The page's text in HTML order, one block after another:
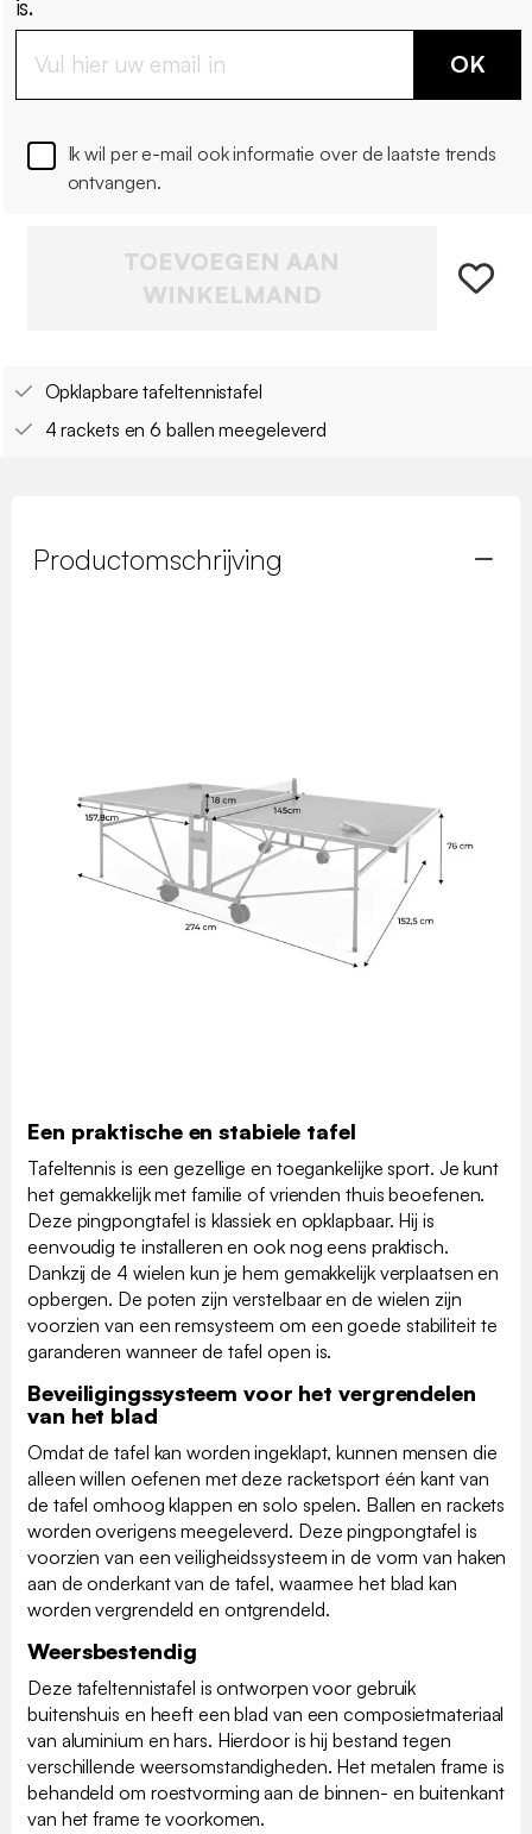
is.
OK
Ik wil per e-mail ook informatie over de laatste trends
ontvangen.
TOEVOEGEN AAN
WINKELMAND
Opklapbare tafeltennistafel
4 rackets en 6 ballen meegeleverd
Productomschrijving
Een praktische en stabiele tafel
Tafeltennis is een gezellige en toegankelijke sport. Je kunt
het gemakkelijk met familie of vrienden thuis beoefenen.
Deze pingpongtafel is klassiek en opklapbaar. Hij is
eenvoudig te installeren en ook nog eens praktisch.
Dankzij de 4 wielen kun je hem gemakkelijk verplaatsen en
opbergen. De poten zijn verstelbaar en de wielen zijn
voorzien van een remsysteem om een goede stabiliteit te
garanderen wanneer de tafel open is.
Beveiligingssysteem voor het vergrendelen
van het blad
Omdat de tafel kan worden ingeklapt, kunnen mensen die
alleen willen oefenen met deze racketsport één kant van
de tafel omhoog klappen en solo spelen. Ballen en rackets
worden overigens meegeleverd. Deze pingpongtafel is
voorzien van een veiligheidssysteem in de vorm van haken
aan de onderkant van de tafel, waarmee het blad kan
worden vergrendeld en ontgrendeld.
Weersbestendig
Deze tafeltennistafel is ontworpen voor gebruik
buitenshuis en heeft een blad van een composietmateriaal
van aluminium en hars. Hierdoor is hij bestand tegen
verschillende weersomstandigheden. Het metalen frame is
behandeld om roestvorming aan de binnen- en buitenkant
van het frame te voorkomen.